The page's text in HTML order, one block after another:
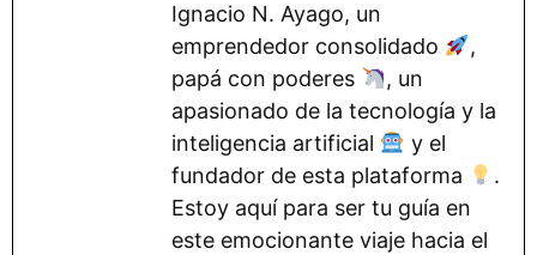
Ignacio N. Ayago, un
emprendedor consolidado
,
papá con poderes
, un
apasionado de la tecnología y la
inteligencia artificial
y el
fundador de esta plataforma
.
Estoy aquí para ser tu guía en
este emocionante viaje hacia el